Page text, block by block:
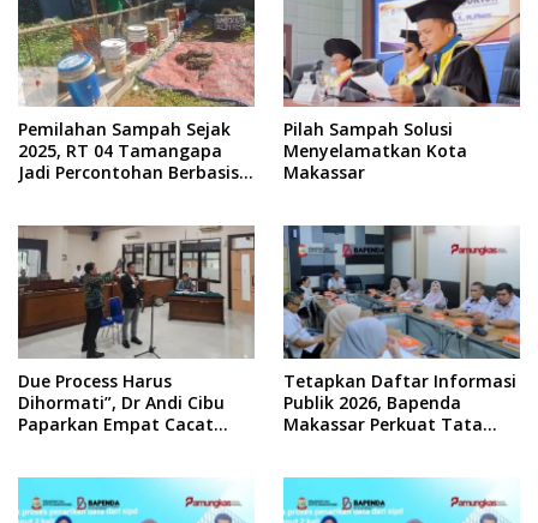
Pemilahan Sampah Sejak
2025, RT 04 Tamangapa
Jadi Percontohan Berbasis
Pilah Sampah Solusi
Menyelamatkan Kota
Makassar
Due Process Harus
Dihormati”, Dr Andi Cibu
Paparkan Empat Cacat
Tetapkan Daftar Informasi
Publik 2026, Bapenda
Makassar Perkuat Tata